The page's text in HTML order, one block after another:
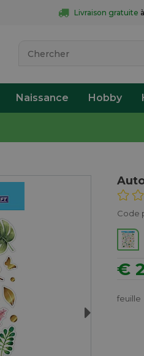
Livraison gratuite
Naissance Hobby
Next
Code
€
feuille